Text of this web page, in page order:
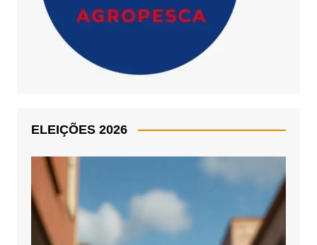
ELEIÇÕES 2026